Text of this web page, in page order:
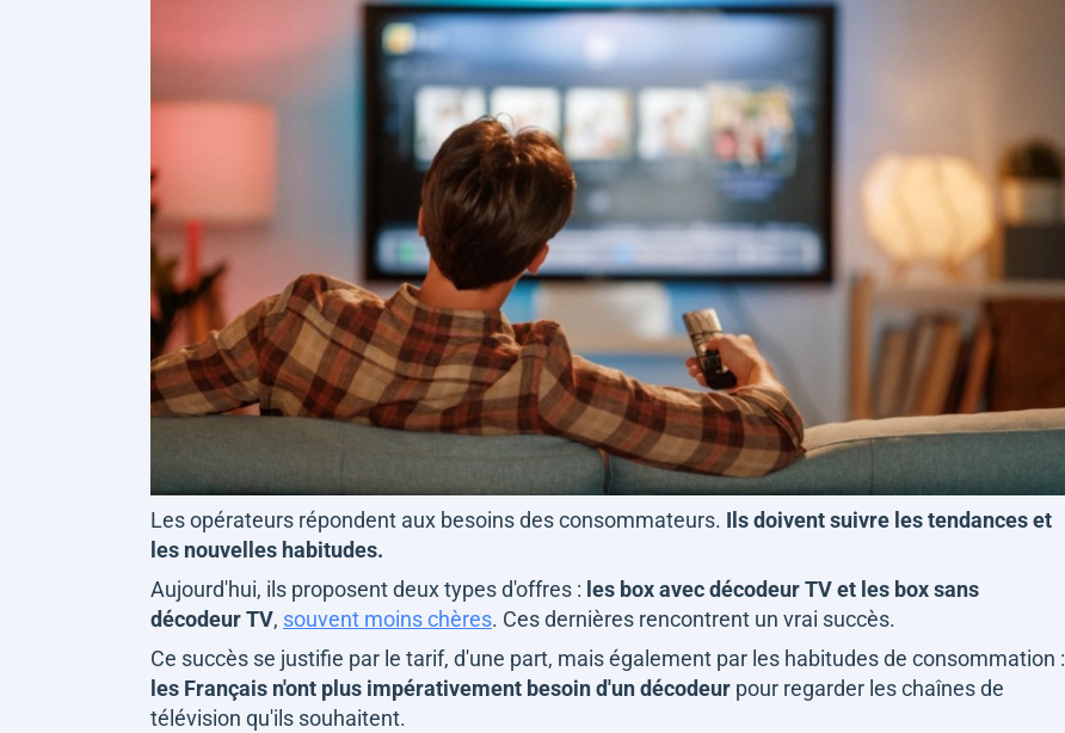
Les opérateurs répondent aux besoins des consommateurs. Ils doivent suivre les tendances et
les nouvelles habitudes.
Aujourd'hui, ils proposent deux types d'offres : les box avec décodeur TV et les box sans
décodeur TV, souvent moins chères. Ces dernières rencontrent un vrai succès.
Ce succès se justifie par le tarif, d'une part, mais également par les habitudes de consommation :
les Français n'ont plus impérativement besoin d'un décodeur pour regarder les chaînes de
télévision qu'ils souhaitent.